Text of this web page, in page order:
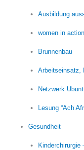
Ausbildung
women in action
Brunnenbau
Arbeitseinsatz,
Netzwerk
Lesung “Ach
Gesundheit
Kinderchirurgie